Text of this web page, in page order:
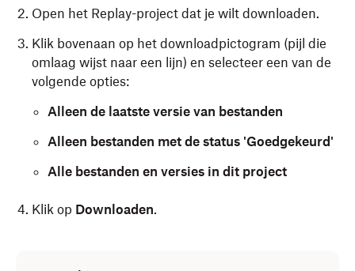
Open het Replay-project dat je wilt downloaden.
Klik bovenaan op het downloadpictogram (pijl die
omlaag wijst naar een lijn) en selecteer een van de
volgende opties:
Alleen de laatste versie van bestanden
Alleen bestanden met de status 'Goedgekeurd'
Alle bestanden en versies in dit project
Klik op Downloaden.